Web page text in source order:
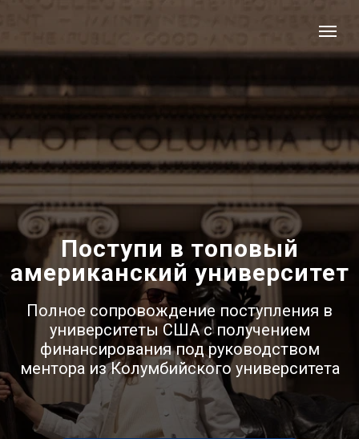
Поступи в топовый
американский университет
Полное сопровождение поступления в
университеты США с получением
финансирования под руководством
ментора из Колумбийского университета